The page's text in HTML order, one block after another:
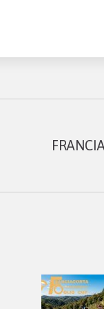
Next